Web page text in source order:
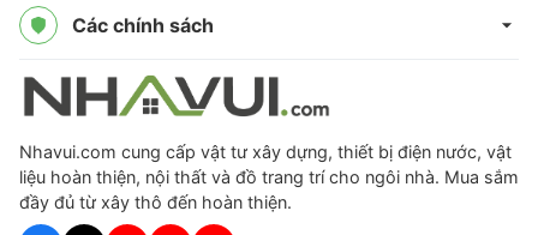
Các chính sách
Nhavui.com cung cấp vật tư xây dựng, thiết bị điện nước, vật
liệu hoàn thiện, nội thất và đồ trang trí cho ngôi nhà. Mua sắm
đầy đủ từ xây thô đến hoàn thiện.